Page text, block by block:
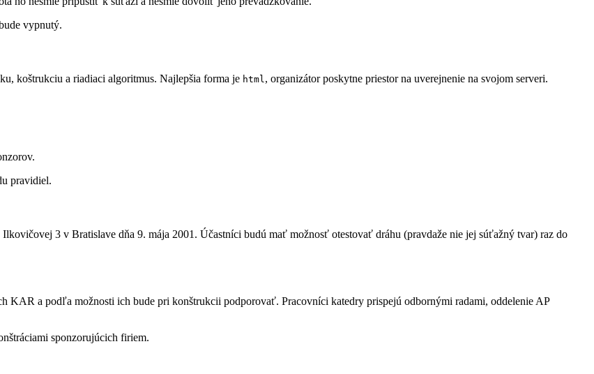
vypnutý.
koštrukciu a riadiaci algoritmus. Najlepšia forma je html, organizátor poskytne priestor na uverejnenie na svojom serveri.
pravidiel.
3 v Bratislave dňa 9. mája 2001. Účastníci budú mať možnosť otestovať dráhu (pravdaže nie jej súťažný tvar) raz do
KAR a podľa možnosti ich bude pri konštrukcii podporovať. Pracovníci katedry prispejú odbornými radami, oddelenie AP
sponzorujúcich firiem.